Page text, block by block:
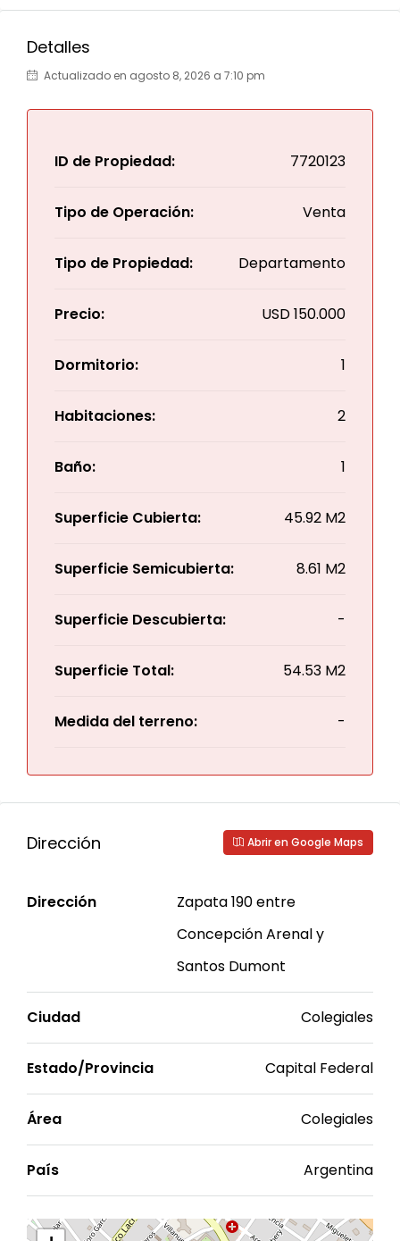
Detalles
Actualizado en agosto 8, 2026 a 7:10 pm
ID de Propiedad: 7720123
Tipo de Operación: Venta
Tipo de Propiedad: Departamento
Precio: USD150.000
Dormitorio: 1
Habitaciones: 2
Baño: 1
Superficie Cubierta: 45.92 M2
Superficie Semicubierta: 8.61 M2
Superficie Descubierta: -
Superficie Total: 54.53 M2
Medida del terreno: -
Dirección Abrir en Google Maps
Dirección
Zapata 190 entre
Concepción Arenal y
Santos Dumont
Ciudad Colegiales
Estado/Provincia Capital Federal
Área Colegiales
País Argentina